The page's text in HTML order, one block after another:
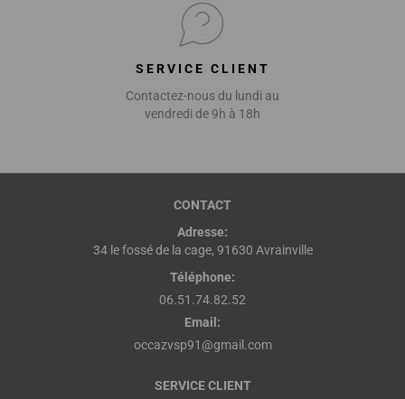
SERVICE CLIENT
Contactez-nous du lundi au
vendredi de 9h à 18h
CONTACT
Adresse:
34 le fossé de la cage, 91630 Avrainville
Téléphone:
06.51.74.82.52
Email:
occazvsp91@gmail.com
SERVICE CLIENT